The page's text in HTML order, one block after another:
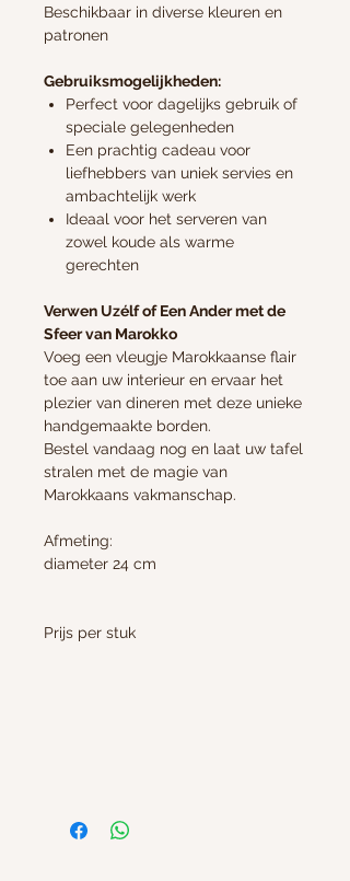
Beschikbaar in diverse kleuren en
patronen
Gebruiksmogelijkheden:
Perfect voor dagelijks gebruik of
speciale gelegenheden
Een prachtig cadeau voor
liefhebbers van uniek servies en
ambachtelijk werk
Ideaal voor het serveren van
zowel koude als warme
gerechten
Verwen Uzélf of Een Ander met de
Sfeer van Marokko
Voeg een vleugje Marokkaanse flair
toe aan uw interieur en ervaar het
plezier van dineren met deze unieke
handgemaakte borden.
Bestel vandaag nog en laat uw tafel
stralen met de magie van
Marokkaans vakmanschap.
Afmeting:
diameter 24 cm
Prijs per stuk